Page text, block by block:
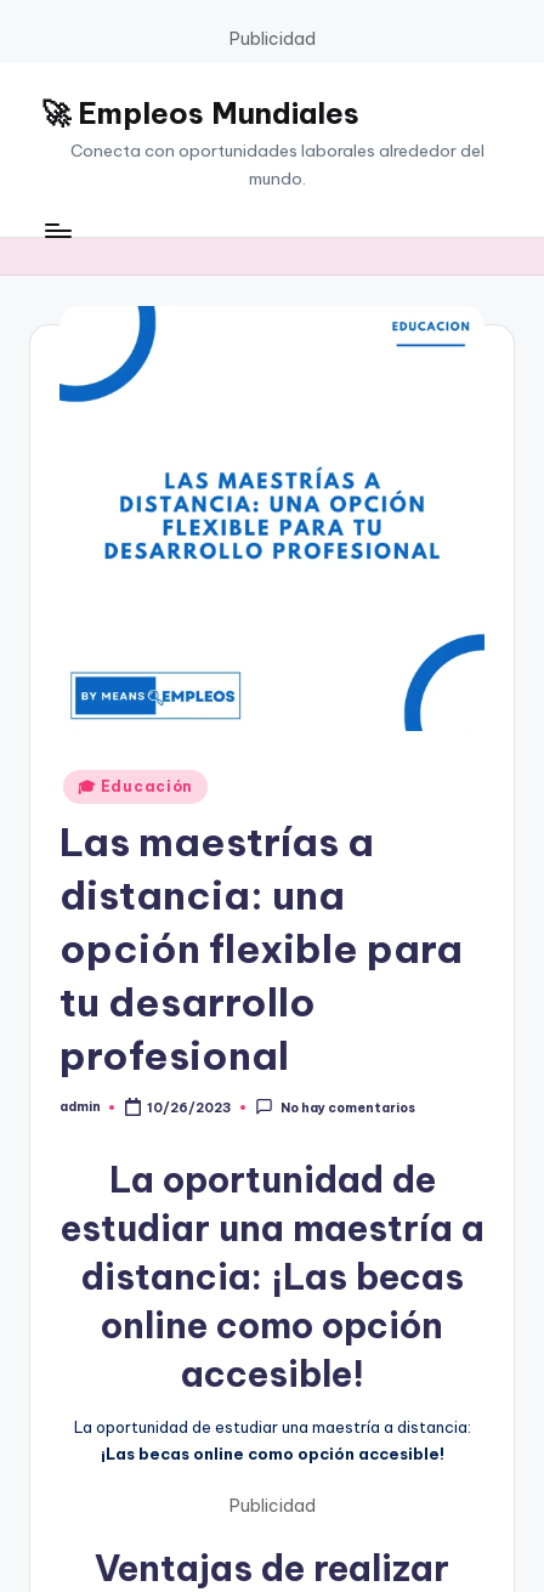
Publicidad
Saltar🚀 Empleos Mundiales
Conecta con oportunidades laborales alrededor del
mundo.
Publicado
en
🎓 Educación
Las maestrías a
distancia: una
opción flexible para
tu desarrollo
profesional
Publicado
admin 10/26/2023 No hay comentarios
La oportunidad de
estudiar una maestría a
distancia: ¡Las becas
online como opción
accesible!
La oportunidad de estudiar una maestría a distancia:
¡Las becas online como opción accesible!
Publicidad
Ventajas de realizar